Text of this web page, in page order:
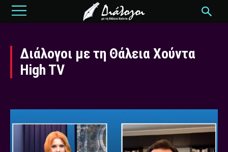
Διάλογοι με τη Θάλεια Χούντα
High TV